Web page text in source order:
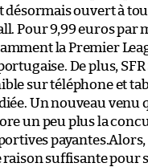
désormais ouvert à
Pour 9,99 euros par
la Premier
De plus, SFR
sur téléphone et
Un nouveau venu
un peu plus la
payantes.Alors,
suffisante pour